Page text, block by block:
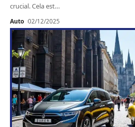
crucial. Cela est…
Auto 02/12/2025